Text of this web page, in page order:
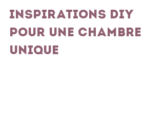
Inspirations DIY
pour une chambre
unique